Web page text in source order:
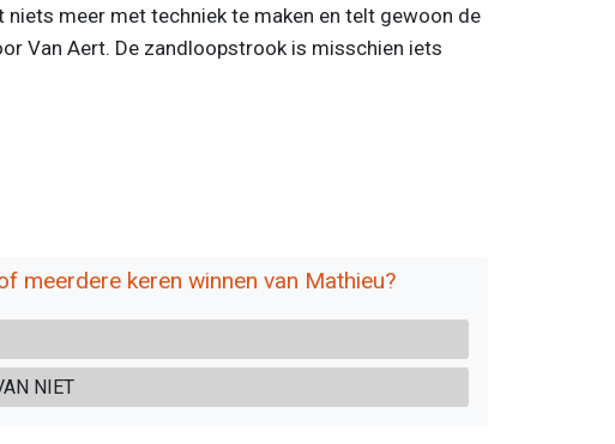
niets meer met techniek te maken en telt gewoon de
Van Aert. De zandloopstrook is misschien iets
meerdere keren winnen van Mathieu?
NIET